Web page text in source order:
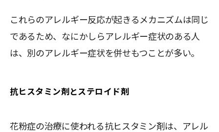
これらのアレルギー反応が起きるメカニズムは同じ
であるため、なにかしらアレルギー症状のある人
は、別のアレルギー症状を併せもつことが多い。
抗ヒスタミン剤とステロイド剤
花粉症の治療に使われる抗ヒスタミン剤は、アレル